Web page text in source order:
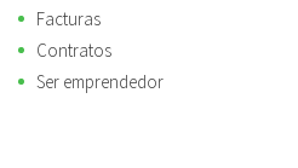
Facturas
Contratos
Ser emprendedor